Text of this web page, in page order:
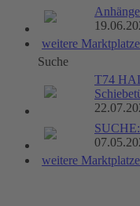
weitere
Suche
T74
weitere